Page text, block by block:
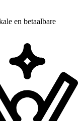
en betaalbare